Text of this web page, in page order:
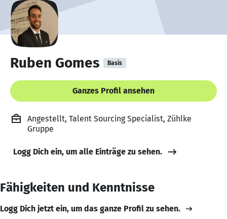
Ruben Gomes Basis
Ganzes Profil ansehen
Angestellt, Talent Sourcing Specialist, Zühlke
Gruppe
Logg Dich ein, um alle Einträge zu sehen.
Fähigkeiten und Kenntnisse
Logg Dich jetzt ein, um das ganze Profil zu sehen.